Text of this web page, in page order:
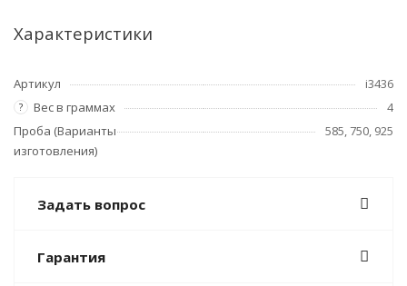
Характеристики
Артикул i3436
? Вес в граммах
4
Проба (Варианты
изготовления)
585, 750, 925
Задать вопрос
Гарантия